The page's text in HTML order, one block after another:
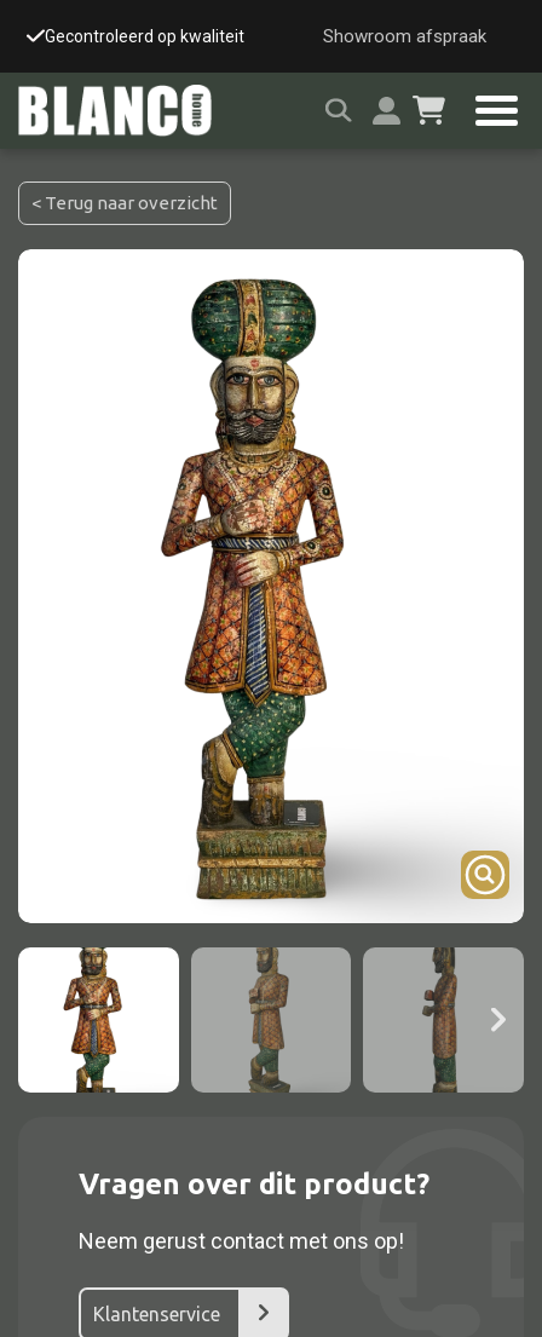
Gecontroleerd op kwaliteit Snelle & veilige
Showroom afspraak
Boekenkast
Dressoir
Nachtkast
Kast overige
Vitrine
< Terug naar overzicht
Vragen over dit product?
Neem gerust contact met ons op!
Klantenservice